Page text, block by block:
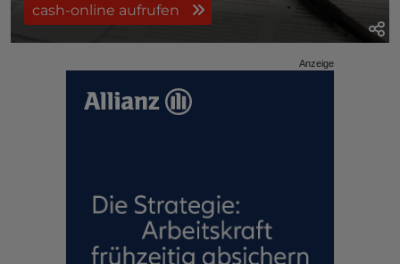
cash-online aufrufen
Anzeige